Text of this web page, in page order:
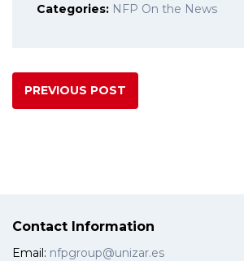
Categories: NFP On the News
PREVIOUS POST
Contact Information
Email: nfpgroup@unizar.es